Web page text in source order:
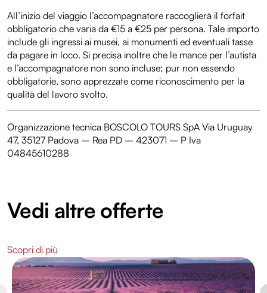
All’inizio del viaggio l’accompagnatore raccoglierà il forfait
obbligatorio che varia da €15 a €25 per persona. Tale importo
include gli ingressi ai musei, ai monumenti ed eventuali tasse
da pagare in loco. Si precisa inoltre che le mance per l’autista
e l’accompagnatore non sono incluse; pur non essendo
obbligatorie, sono apprezzate come riconoscimento per la
qualità del lavoro svolto.
Organizzazione tecnica BOSCOLO TOURS SpA Via Uruguay
47, 35127 Padova – Rea PD – 423071 – P Iva
04845610288
Vedi altre offerte
Scopri di più